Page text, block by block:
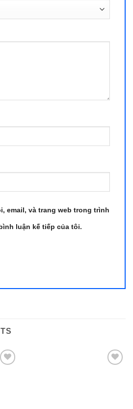
email, và trang web trong trình
luận kế tiếp của tôi.